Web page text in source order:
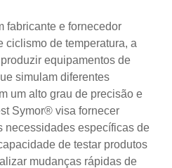
fabricante e fornecedor
ciclismo de temperatura, a
equipamentos de
simulam diferentes
um alto grau de precisão e
Symor® visa fornecer
necessidades específicas de
de testar produtos
mudanças rápidas de